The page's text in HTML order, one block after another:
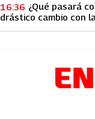
¿Qué pasará
drástico cambio con
16:36